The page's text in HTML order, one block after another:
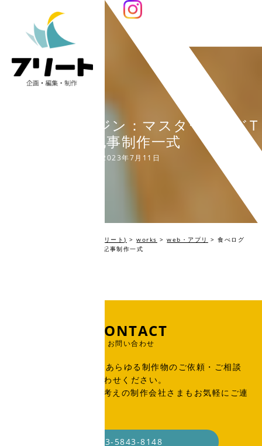
食べログマガジン：マスターカードT
U記事制作一式
2023年7月11日
編集プロダクション Fleet(フリート) >works >web・アプリ >食べログ
マガジン：マスターカードTU記事制作一式
CONTACT
お問い合わせ
出版物、広告、WEB、あらゆる制作物のご依頼・ご相談
はこちらからお問い合わせください。
SOHO・業務委託をお考えの制作会社さまもお気軽にご連
03-5843-8148